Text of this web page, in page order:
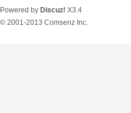
Powered by Discuz! X3.4
© 2001-2013 Comsenz Inc.